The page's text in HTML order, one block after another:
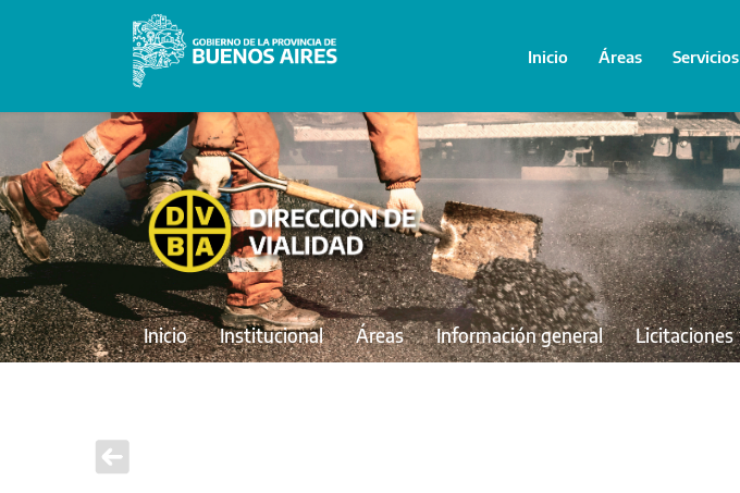
Inicio Áreas Servicios
Inicio Institucional Áreas Información general Licitaciones